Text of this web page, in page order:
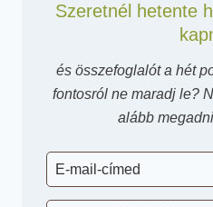
Szeretnél hetente
és összefoglalót a hét
fontosról ne maradj le?
alább